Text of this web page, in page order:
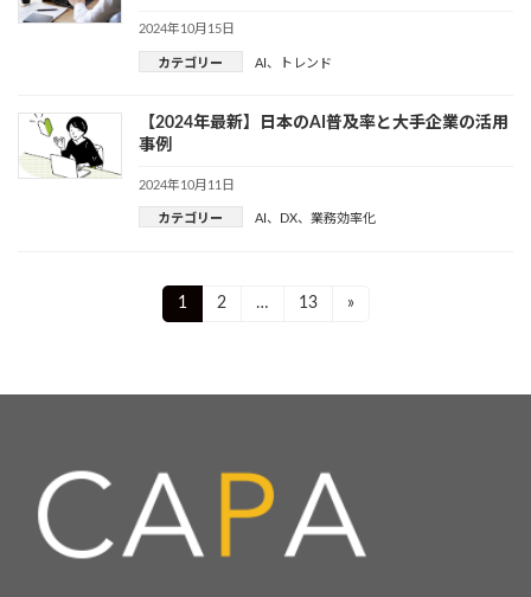
2024年10月15日
カテゴリー AI 、 トレンド
【2024年最新】日本のAI普及率と大手企業の活用
事例
2024年10月11日
カテゴリー AI 、 DX、 業務効率化
ー
シ
Page
1 Page
2 … Page
13 »